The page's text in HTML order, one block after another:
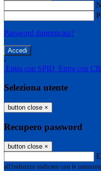
Password dimenticata?
-
Entra con SPID Entra con
Seleziona utente
button close ×
Recupero password
button close ×
all'indirizzo indicato con le